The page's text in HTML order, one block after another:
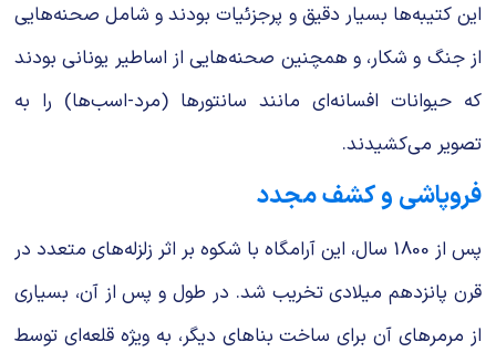
این کتیبه‌ها بسیار دقیق و پرجزئیات بودند و شامل صحنه‌هایی
از جنگ و شکار، و همچنین صحنه‌هایی از اساطیر یونانی بودند
که حیوانات افسانه‌ای مانند سانتورها (مرد-اسب‌ها) را به
تصویر می‌کشیدند.
فروپاشی و کشف مجدد
پس از 1800 سال، این آرامگاه با شکوه بر اثر زلزله‌های متعدد در
قرن پانزدهم میلادی تخریب شد. در طول و پس از آن، بسیاری
از مرمرهای آن برای ساخت بناهای دیگر، به ویژه قلعه‌ای توسط